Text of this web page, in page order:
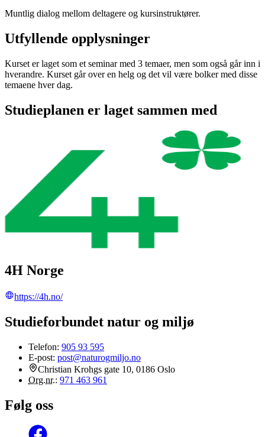
Muntlig dialog mellom deltagere og kursinstruktører.
Utfyllende opplysninger
Kurset er laget som et seminar med 3 temaer, men som også går inn i
hverandre. Kurset går over en helg og det vil være bolker med disse
temaene hver dag.
Studieplanen er laget sammen med
4H Norge
https://4h.no/
Studieforbundet natur og miljø
Telefon: 905 93 595
E-post: post@naturogmiljo.no
Christian Krohgs gate 10, 0186 Oslo
Org.nr.: 971 463 961
Følg oss